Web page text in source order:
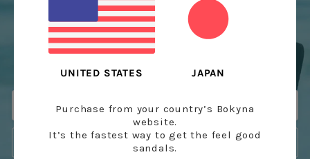
最新情報
新商品のリリースやおトクなキャンペーンなどさまざ
まな情報をお届けします。
UNITED STATES JAPAN
Purchase from your country’s Bokyna
website.
It’s the fastest way to get the feel good
sandals.